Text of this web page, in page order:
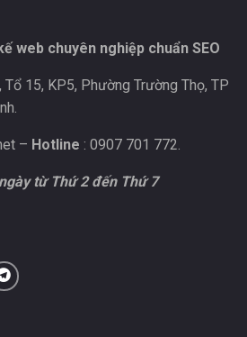
web chuyên nghiệp chuẩn SEO
15, KP5, Phường Trường Thọ, TP
– Hotline : 0907 701 772.
từ Thứ 2 đến Thứ 7